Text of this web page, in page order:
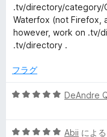
中
2
の
評
.tv/directory/category/
Waterfox (not Firefox,
however, work on .tv/
.tv/directory .
フラグ
5
中
DeAndre
5
Abii によ